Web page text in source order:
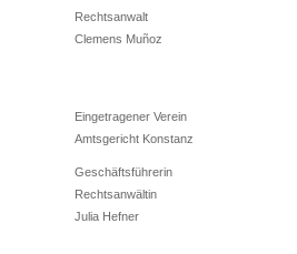
Rechtsanwalt
Clemens Muñoz
Eingetragener Verein
Amtsgericht Konstanz
Geschäftsführerin
Rechtsanwältin
Julia Hefner